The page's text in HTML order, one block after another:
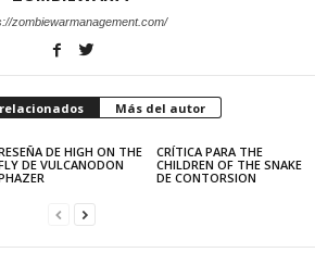
zombiewarmanagement.com/
Más del autor
DE HIGH ON THE
DE VULCANODON
CRÍTICA PARA THE
CHILDREN OF THE SNAKE
DE CONTORSION